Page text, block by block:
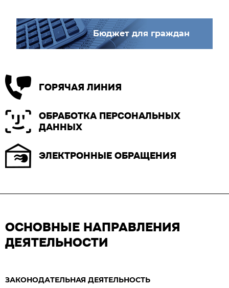
Бюджет для граждан
ГОРЯЧАЯ ЛИНИЯ
ОБРАБОТКА ПЕРСОНАЛЬНЫХ
ДАННЫХ
ЭЛЕКТРОННЫЕ ОБРАЩЕНИЯ
ОСНОВНЫЕ НАПРАВЛЕНИЯ
ДЕЯТЕЛЬНОСТИ
ЗАКОНОДАТЕЛЬНАЯ ДЕЯТЕЛЬНОСТЬ